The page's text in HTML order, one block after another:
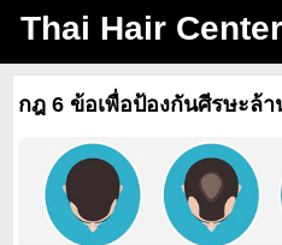
Thai Hair Center
กฎ 6 ข้อเพื่อป้องกันศีรษะล้